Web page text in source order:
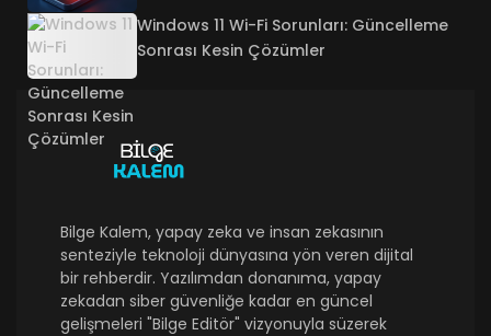
Windows 11 Wi-Fi Sorunları: Güncelleme
Sonrası Kesin Çözümler
Bilge Kalem, yapay zeka ve insan zekasının
senteziyle teknoloji dünyasına yön veren dijital
bir rehberdir. Yazılımdan donanıma, yapay
zekadan siber güvenliğe kadar en güncel
gelişmeleri "Bilge Editör" vizyonuyla süzerek